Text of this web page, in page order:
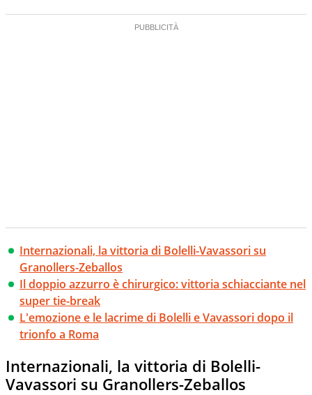
Internazionali, la vittoria di Bolelli-Vavassori su
Granollers-Zeballos
Il doppio azzurro è chirurgico: vittoria schiacciante nel
super tie-break
L'emozione e le lacrime di Bolelli e Vavassori dopo il
trionfo a Roma
Internazionali, la vittoria di Bolelli-
Vavassori su Granollers-Zeballos